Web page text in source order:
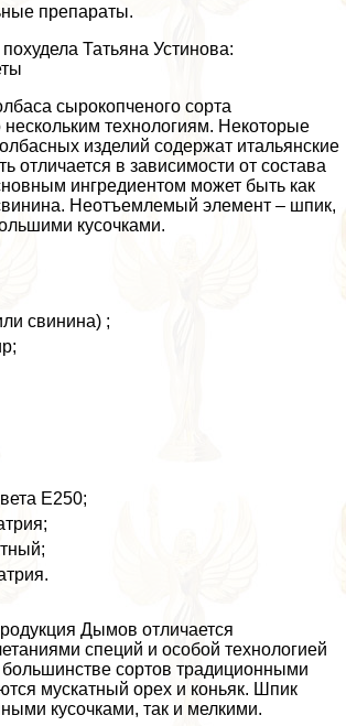
препараты.
Татьяна Устинова:
сырокопченого сорта
нескольким технологиям. Некоторые
изделий содержат­ итальянские
отличается в зависимости от состава
ингредиентом может быть как
Неотъемлемый элемент – шпик,
кусочками.
свинина) ;
Е250;
Дымов отличается
специй и особой технологией
сортов традиционными
мускатный орех и коньяк. Шпик
кусочками, так и мелкими.­